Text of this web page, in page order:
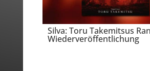
Silva: Toru Takemitsus
Wiederveröffentlichung